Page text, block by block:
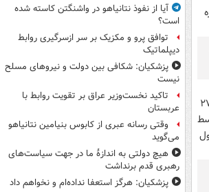
آیا از نفوذ نتانیاهو در واشنگتن کاسته شده
است؟
توافق پرو و مکزیک بر سر ازسرگیری روابط
دیپلماتیک
پزشکیان: شکافی بین دولت و نیروهای مسلح
نیست
تاکید نخست‌وزیر عراق بر تقویت روابط با
عربستان
وقتی رسانه عبری از کابوس بنیامین نتانیاهو
می‌گوید
هیچ دولتی به اندازۀ ما در جهت سیاست‌های
رهبری قدم برنداشت
پزشکیان: هرگز استعفا نداده‌ام و نخواهم داد